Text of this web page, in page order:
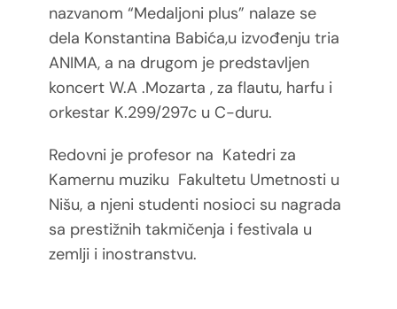
nazvanom “Medaljoni plus” nalaze se
dela Konstantina Babića,u izvođenju tria
ANIMA, a na drugom je predstavljen
koncert W.A .Mozarta , za flautu, harfu i
orkestar K.299/297c u C-duru.
Redovni je profesor na Katedri za
Kamernu muziku Fakultetu Umetnosti u
Nišu, a njeni studenti nosioci su nagrada
sa prestižnih takmičenja i festivala u
zemlji i inostranstvu.